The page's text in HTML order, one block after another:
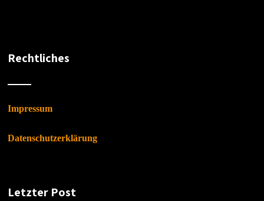
Rechtliches
Impressum
Datenschutzerklärung
Letzter Post